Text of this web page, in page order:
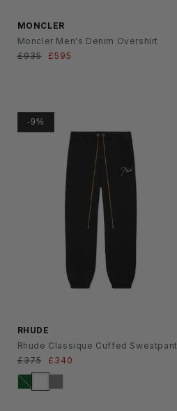
MONCLER
Moncler Men's Denim Overshirt
Normaler
£935 Verkaufspreis
£595
-9%
RHUDE
Rhude Classique Cuffed Sweatpant
Normaler
Preis
£375 Verkaufspreis
£340